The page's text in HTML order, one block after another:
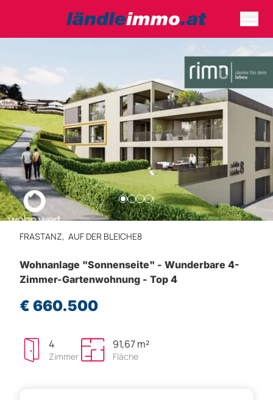
FRASTANZ, AUF DER BLEICHE8
Wohnanlage "Sonnenseite" - Wunderbare 4-
Zimmer-Gartenwohnung - Top 4
€ 660.500
4
Zimmer
91,67 m²
Fläche